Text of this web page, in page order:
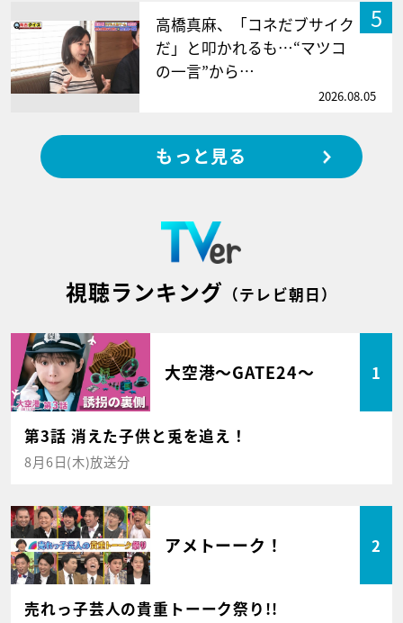
5
高橋真麻、「コネだブサイク
だ」と叩かれるも…“マツコ
の一言”から…
2026.08.05
もっと見る
視聴ランキング （テレビ朝日）
大空港～GATE24～ 1
第3話 消えた子供と兎を追え！
8月6日(木)放送分
アメトーーク！ 2
売れっ子芸人の貴重トーーク祭り!!